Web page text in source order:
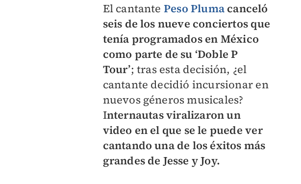
El cantante Peso Plumacanceló
seis de los nueve conciertos que
tenía programados en México
como parte de su ‘Doble P
Tour’; tras esta decisión, ¿el
cantante decidió incursionar en
nuevos géneros musicales?
Internautas viralizaron un
video en el que se le puede ver
cantando una de los éxitos más
grandes de Jesse y Joy.